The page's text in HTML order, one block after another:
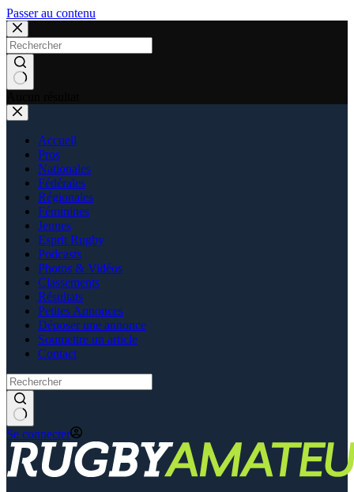
Passer au contenu
Accueil
Pros
Nationales
Fédérales
Régionales
Féminines
Jeunes
Esprit Rugby
Podcasts
Photos & Vidéos
Classements
Résultats
Petites Annonces
Déposer une annonce
Soumettre un article
Contact
Se connecter